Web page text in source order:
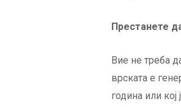
Престанете
Вие не треба
врската е
година или